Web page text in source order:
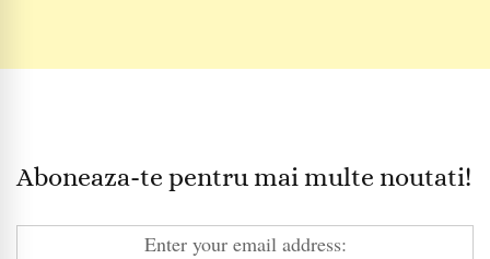
Aboneaza-te pentru mai multe noutati!
Enter your email address: